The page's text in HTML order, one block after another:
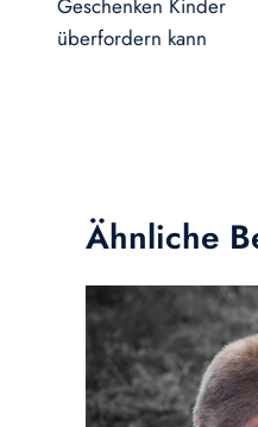
überfordern kann
Ähnliche